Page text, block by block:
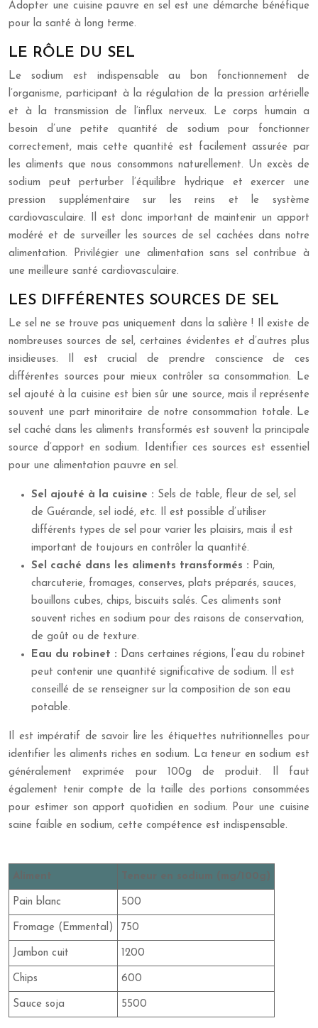
Adopter une cuisine pauvre en sel est une démarche bénéfique
pour la santé à long terme.
LE RÔLE DU SEL
Le sodium est indispensable au bon fonctionnement de
l’organisme, participant à la régulation de la pression artérielle
et à la transmission de l’influx nerveux. Le corps humain a
besoin d’une petite quantité de sodium pour fonctionner
correctement, mais cette quantité est facilement assurée par
les aliments que nous consommons naturellement. Un excès de
sodium peut perturber l’équilibre hydrique et exercer une
pression supplémentaire sur les reins et le système
cardiovasculaire. Il est donc important de maintenir un apport
modéré et de surveiller les sources de sel cachées dans notre
alimentation. Privilégier une alimentation sans sel contribue à
une meilleure santé cardiovasculaire.
LES DIFFÉRENTES SOURCES DE SEL
Le sel ne se trouve pas uniquement dans la salière ! Il existe de
nombreuses sources de sel, certaines évidentes et d’autres plus
insidieuses. Il est crucial de prendre conscience de ces
différentes sources pour mieux contrôler sa consommation. Le
sel ajouté à la cuisine est bien sûr une source, mais il représente
souvent une part minoritaire de notre consommation totale. Le
sel caché dans les aliments transformés est souvent la principale
source d’apport en sodium. Identifier ces sources est essentiel
pour une alimentation pauvre en sel.
Sel ajouté à la cuisine : Sels de table, fleur de sel, sel
de Guérande, sel iodé, etc. Il est possible d’utiliser
différents types de sel pour varier les plaisirs, mais il est
important de toujours en contrôler la quantité.
Sel caché dans les aliments transformés : Pain,
charcuterie, fromages, conserves, plats préparés, sauces,
bouillons cubes, chips, biscuits salés. Ces aliments sont
souvent riches en sodium pour des raisons de conservation,
de goût ou de texture.
Eau du robinet : Dans certaines régions, l’eau du robinet
peut contenir une quantité significative de sodium. Il est
conseillé de se renseigner sur la composition de son eau
potable.
Il est impératif de savoir lire les étiquettes nutritionnelles pour
identifier les aliments riches en sodium. La teneur en sodium est
généralement exprimée pour 100g de produit. Il faut
également tenir compte de la taille des portions consommées
pour estimer son apport quotidien en sodium. Pour une cuisine
saine faible en sodium, cette compétence est indispensable.
Aliment Teneur en sodium (mg/100g)
Pain blanc 500
Fromage (Emmental) 750
Jambon cuit 1200
Chips 600
Sauce soja 5500